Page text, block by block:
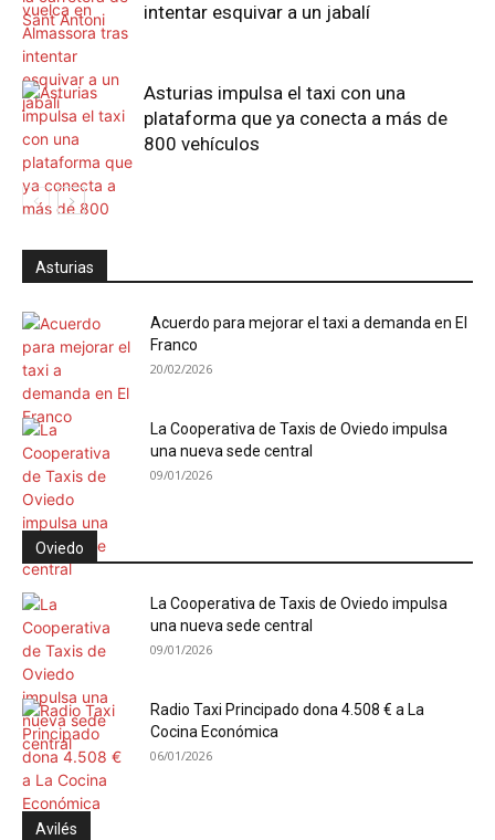
intentar esquivar a un jabalí
Asturias impulsa el taxi con una
plataforma que ya conecta a más de
800 vehículos
Asturias
Acuerdo para mejorar el taxi a demanda en El
Franco
20/02/2026
La Cooperativa de Taxis de Oviedo impulsa
una nueva sede central
09/01/2026
Oviedo
La Cooperativa de Taxis de Oviedo impulsa
una nueva sede central
09/01/2026
Radio Taxi Principado dona 4.508 € a La
Cocina Económica
06/01/2026
Avilés